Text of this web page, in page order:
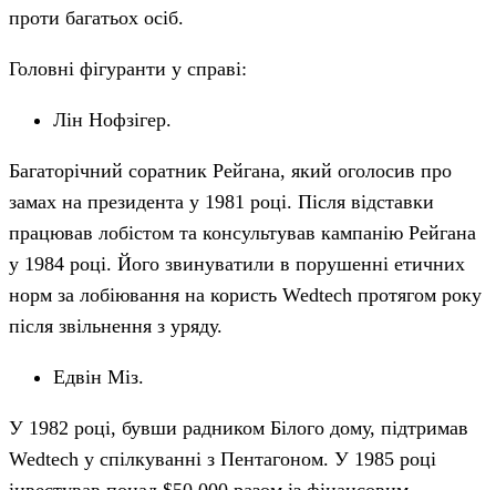
проти багатьох осіб.
Головні фігуранти у справі:
Лін Нофзігер.
Багаторічний соратник Рейгана, який оголосив про
замах на президента у 1981 році. Після відставки
працював лобістом та консультував кампанію Рейгана
у 1984 році. Його звинуватили в порушенні етичних
норм за лобіювання на користь Wedtech протягом року
після звільнення з уряду.
Едвін Міз.
У 1982 році, бувши радником Білого дому, підтримав
Wedtech у спілкуванні з Пентагоном. У 1985 році